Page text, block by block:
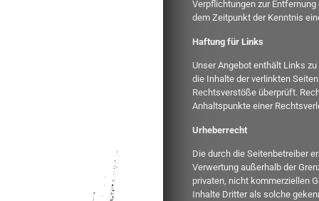
Verpflichtungen zur
dem Zeitpunkt der Kenntnis
Haftung für Links
Unser Angebot enthält Links
die Inhalte der verlinkten
Rechtsverstöße überprüft.
Anhaltspunkte einer
Urheberrecht
Die durch die Seitenbetreiber
Verwertung außerhalb der
privaten, nicht kommerziellen
Inhalte Dritter als solche